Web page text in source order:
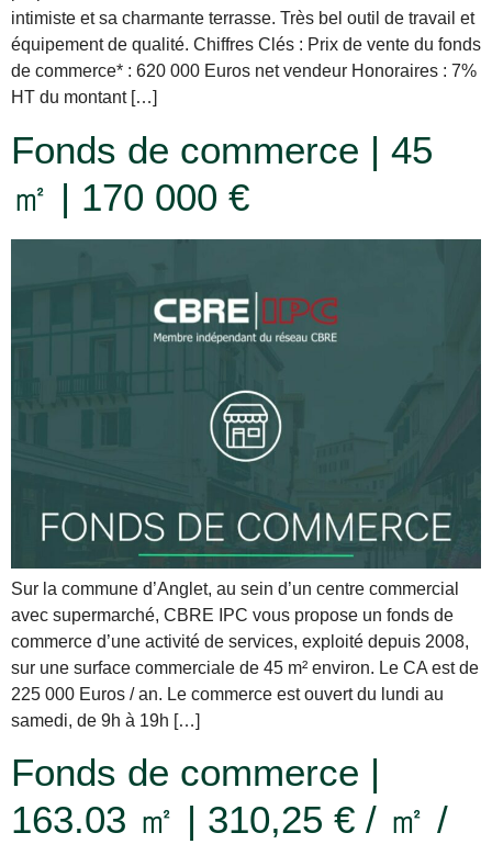
intimiste et sa charmante terrasse. Très bel outil de travail et
équipement de qualité. Chiffres Clés : Prix de vente du fonds
de commerce* : 620 000 Euros net vendeur Honoraires : 7%
HT du montant […]
Fonds de commerce | 45
㎡ | 170 000 €
Sur la commune d’Anglet, au sein d’un centre commercial
avec supermarché, CBRE IPC vous propose un fonds de
commerce d’une activité de services, exploité depuis 2008,
sur une surface commerciale de 45 m² environ. Le CA est de
225 000 Euros / an. Le commerce est ouvert du lundi au
samedi, de 9h à 19h […]
Fonds de commerce |
163.03 ㎡ | 310,25 € / ㎡ /